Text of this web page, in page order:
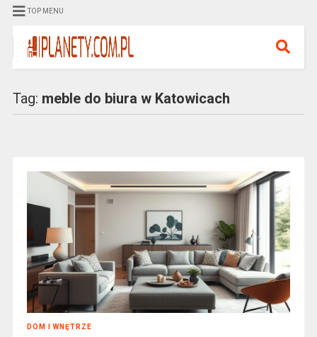
TOP MENU
Tag: meble do biura w Katowicach
DOM I WNĘTRZE